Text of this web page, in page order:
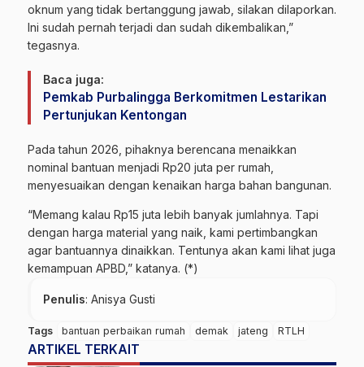
oknum yang tidak bertanggung jawab, silakan dilaporkan.
Ini sudah pernah terjadi dan sudah dikembalikan,”
tegasnya.
Baca juga:
Pemkab Purbalingga Berkomitmen Lestarikan
Pertunjukan Kentongan
Pada tahun 2026, pihaknya berencana menaikkan
nominal bantuan menjadi Rp20 juta per rumah,
menyesuaikan dengan kenaikan harga bahan bangunan.
“Memang kalau Rp15 juta lebih banyak jumlahnya. Tapi
dengan harga material yang naik, kami pertimbangkan
agar bantuannya dinaikkan. Tentunya akan kami lihat juga
kemampuan APBD,” katanya. (*)
Penulis: Anisya Gusti
Tags bantuan perbaikan rumah demak jateng RTLH
ARTIKEL TERKAIT